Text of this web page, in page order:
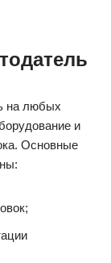
на любых
и
Основные